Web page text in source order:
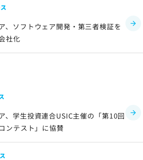
シー
シー
る情報
、ソフトウェア開発・第三者検証を
社化
、学生投資連合USIC主催の「第10回
ンテスト」に協賛